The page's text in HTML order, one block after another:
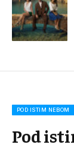
POD ISTIM NEBOM
Pod